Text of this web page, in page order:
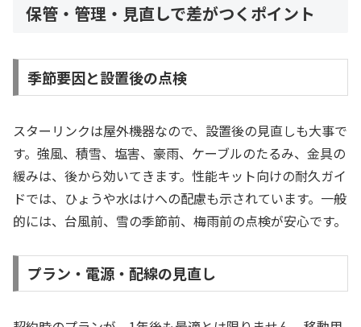
保管・管理・見直しで差がつくポイント
季節要因と設置後の点検
スターリンクは屋外機器なので、設置後の見直しも大事で
す。強風、積雪、塩害、豪雨、ケーブルのたるみ、金具の
緩みは、後から効いてきます。性能キット向けの耐久ガイ
ドでは、ひょうや水はけへの配慮も示されています。一般
的には、台風前、雪の季節前、梅雨前の点検が安心です。
プラン・電源・配線の見直し